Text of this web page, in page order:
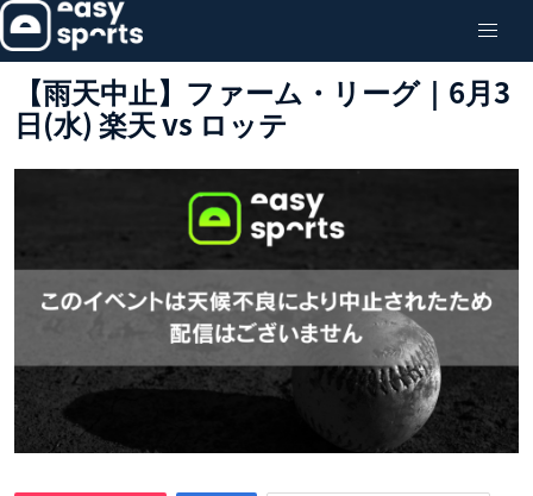
【雨天中止】ファーム・リーグ｜6月3
日(水) 楽天 vs ロッテ